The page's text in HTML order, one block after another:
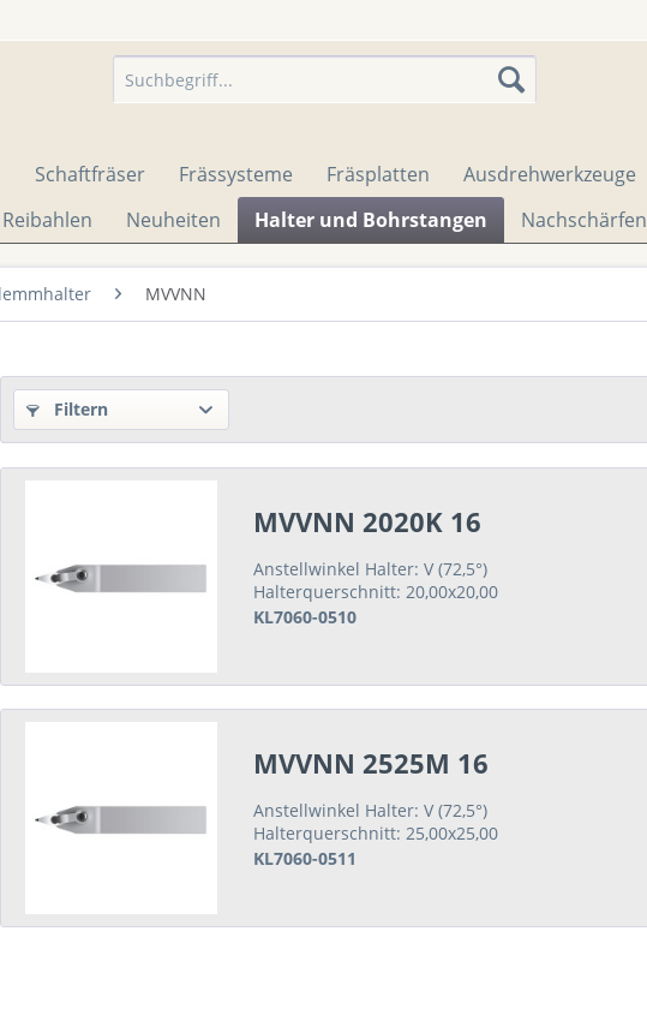
Schaftfräser Frässysteme Fräsplatten Ausdrehwerkzeuge
Reibahlen
Neuheiten Halter und Bohrstangen Nachschärfen
MVVNN
Filtern
MVVNN 2020K 16
Anstellwinkel Halter: V (72,5°)
Halterquerschnitt: 20,00x20,00
KL7060-0510
MVVNN 2525M 16
Anstellwinkel Halter: V (72,5°)
Halterquerschnitt: 25,00x25,00
KL7060-0511